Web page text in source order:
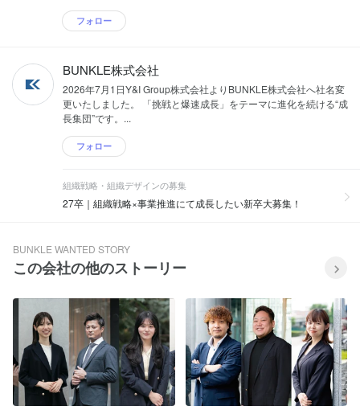
フォロー
BUNKLE株式会社
2026年7月1日Y&I Group株式会社よりBUNKLE株式会社へ社名変
更いたしました。 「挑戦と爆速成長」をテーマに進化を続ける“成
長集団”です。...
フォロー
組織戦略・組織デザインの募集
27卒｜組織戦略×事業推進にて成長したい新卒大募集！
BUNKLE WANTED STORY
この会社の他のストーリー